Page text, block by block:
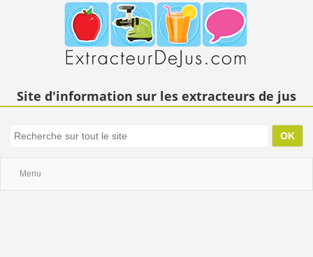
Site d'information sur les extracteurs de jus
Menu